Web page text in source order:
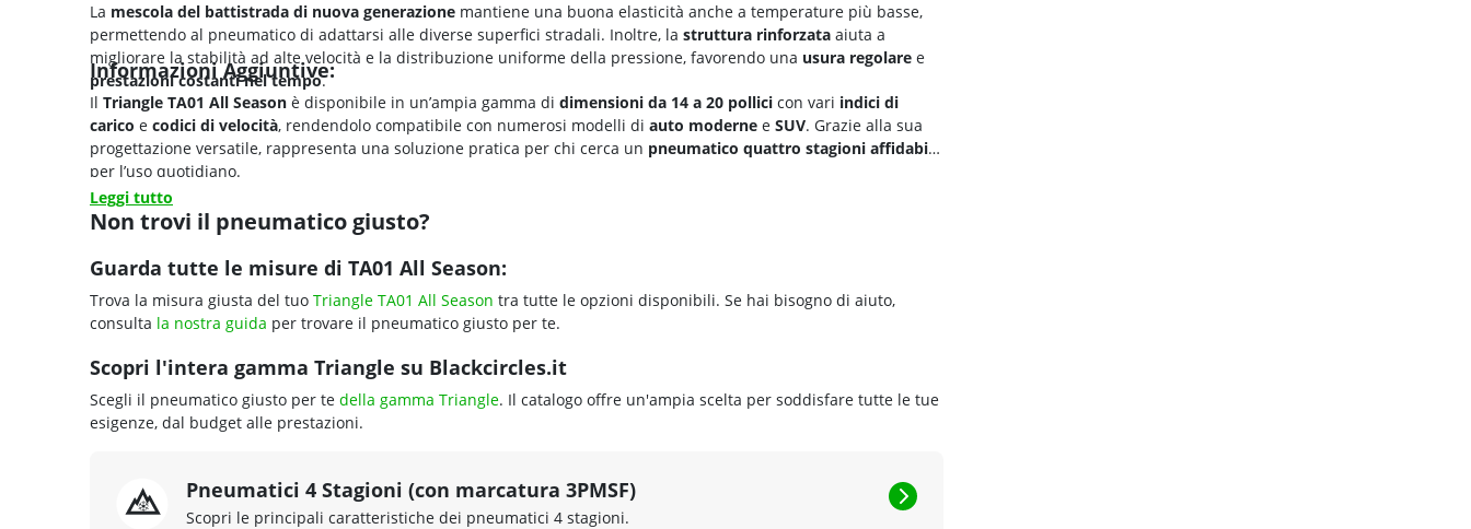
La mescola del battistrada di nuova generazione mantiene una buona elasticità anche a temperature più basse,
permettendo al pneumatico di adattarsi alle diverse superfici stradali. Inoltre, la struttura rinforzata aiuta a
migliorare la stabilità ad alte velocità e la distribuzione uniforme della pressione, favorendo una usura regolare e
prestazioni costanti nel tempo.
Informazioni Aggiuntive:
Il Triangle TA01 All Season è disponibile in un’ampia gamma di dimensioni da 14 a 20 pollici con vari indici di
carico e codici di velocità, rendendolo compatibile con numerosi modelli di auto moderne e SUV. Grazie alla sua
progettazione versatile, rappresenta una soluzione pratica per chi cerca un pneumatico quattro stagioni affidabile
per l’uso quotidiano.
Leggi tutto
Non trovi il pneumatico giusto?
Guarda tutte le misure di TA01 All Season:
Trova la misura giusta del tuo Triangle TA01 All Season tra tutte le opzioni disponibili. Se hai bisogno di aiuto,
consulta la nostra guida per trovare il pneumatico giusto per te.
Scopri l'intera gamma Triangle su Blackcircles.it
Scegli il pneumatico giusto per te della gamma Triangle. Il catalogo offre un'ampia scelta per soddisfare tutte le tue
esigenze, dal budget alle prestazioni.
Pneumatici 4 Stagioni (con marcatura 3PMSF)
Scopri le principali caratteristiche dei pneumatici 4 stagioni.